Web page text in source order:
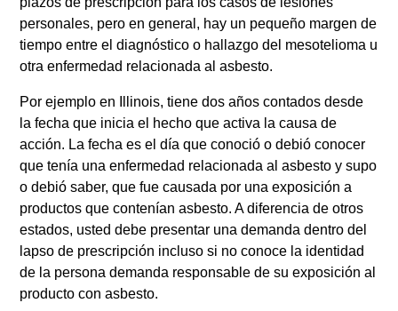
personales, pero en general, hay un pequeño margen de
tiempo entre el diagnóstico o hallazgo del mesotelioma u
otra enfermedad relacionada al asbesto.
Por ejemplo en Illinois, tiene dos años contados desde
la fecha que inicia el hecho que activa la causa de
acción. La fecha es el día que conoció o debió conocer
que tenía una enfermedad relacionada al asbesto y supo
o debió saber, que fue causada por una exposición a
productos que contenían asbesto. A diferencia de otros
estados, usted debe presentar una demanda dentro del
lapso de prescripción incluso si no conoce la identidad
de la persona demanda responsable de su exposición al
producto con asbesto.